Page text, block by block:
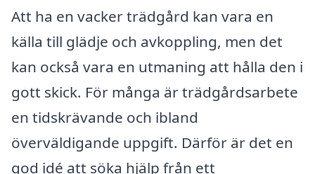
Att ha en vacker trädgård kan vara en
källa till glädje och avkoppling, men det
kan också vara en utmaning att hålla den i
gott skick. För många är trädgårdsarbete
en tidskrävande och ibland
överväldigande uppgift. Därför är det en
god idé att söka hjälp från ett